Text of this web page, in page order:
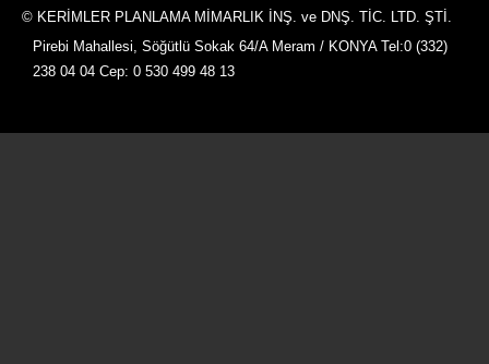
© KERİMLER PLANLAMA MİMARLIK İNŞ. ve DNŞ. TİC. LTD. ŞTİ.
Pirebi Mahallesi, Söğütlü Sokak 64/A Meram / KONYA Tel:0 (332)
238 04 04 Cep: 0 530 499 48 13